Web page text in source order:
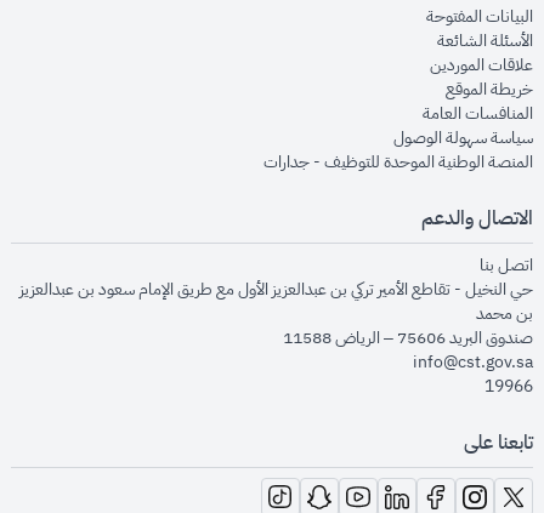
البيانات المفتوحةopens in new window
الأسئلة الشائعةopens in new window
علاقات الموردينopens in new window
خريطة الموقعopens in new window
المنافسات العامةopens in new window
سياسة سهولة الوصولopens in new window
المنصة الوطنية الموحدة للتوظيف - جداراتopens in new window
الاتصال والدعم
اتصل بنا
حي النخيل - تقاطع الأمير تركي بن عبدالعزيز الأول مع طريق الإمام سعود بن عبدالعزيز
بن محمد
صندوق البريد 75606 – الرياض 11588
info@cst.gov.sa
19966
تابعنا على
opens in new window
opens in new window
opens in new window
opens in new window
opens in new window
opens in new window
opens in new window